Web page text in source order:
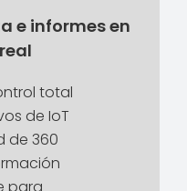
e informes en
total
de IoT
de 360